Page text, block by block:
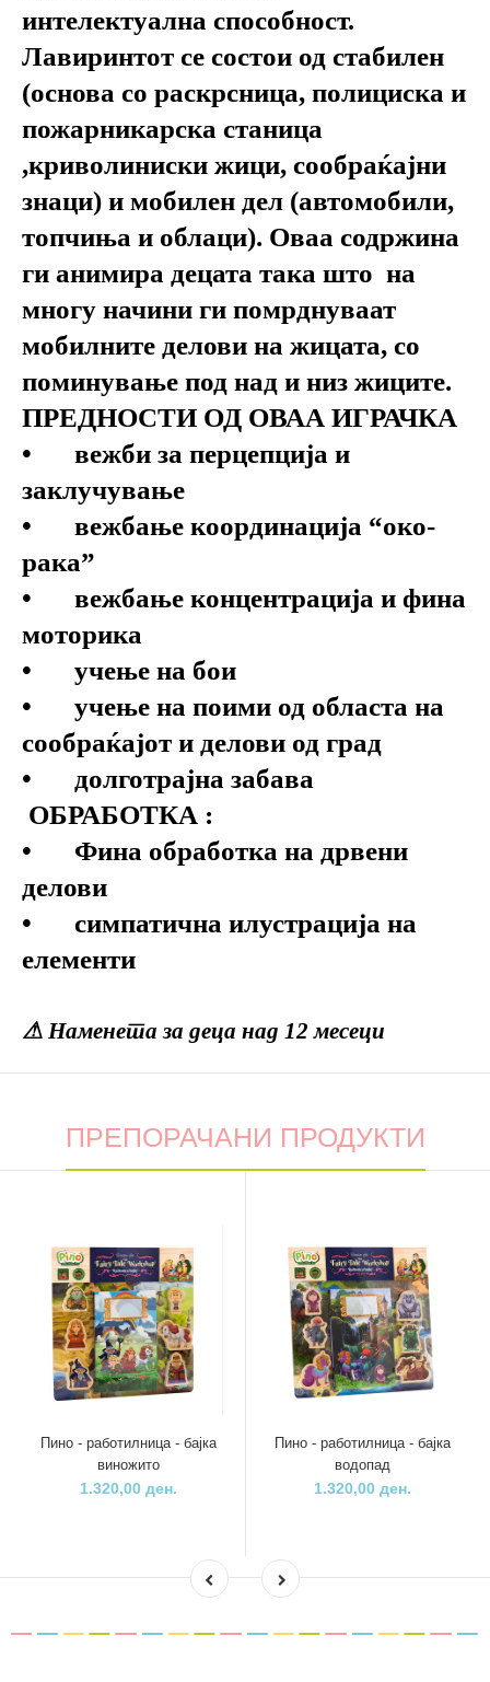
интелектуална способност.
Лавиринтот се состои од стабилен
(основа со раскрсница, полициска и
пожарникарска станица
,криволиниски жици, сообраќајни
знаци) и мобилен дел (автомобили,
топчиња и облаци). Оваа содржина
ги анимира децата така што на
многу начини ги помрднуваат
мобилните делови на жицата, со
поминување под над и низ жиците.
ПРЕДНОСТИ ОД ОВАА ИГРАЧКА
•
вежби за перцепција и
заклучување
•
вежбање координација “око-
рака”
•
вежбање концентрација и фина
моторика
•
учење на бои
•
учење на поими од областа на
сообраќајот и делови од град
•
долготрајна забава
ОБРАБОТКА :
•
Фина обработка на дрвени
делови
•
симпатична илустрација на
елементи
⚠ Наменета за деца над 12 месеци
ПРЕПОРАЧАНИ ПРОДУКТИ
Пино - работилница - бајка
виножито
1.320,00 ден.
Пино - работилница - бајка
водопад
1.320,00 ден.